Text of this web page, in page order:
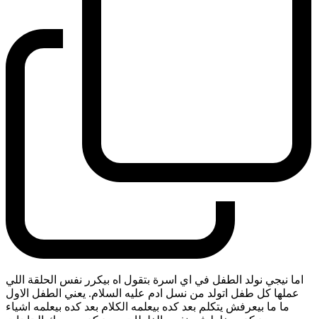
اما نيجي نولد الطفل في اي اسرة بتقول اه بيكرر نفس الحلقة اللي
عملها كل طفل اتولد من نسل ادم عليه السلام. يعني الطفل الاول
ما ما بيعرفش يتكلم بعد كده بيعلمه الكلام بعد كده بيعلمه اشياء